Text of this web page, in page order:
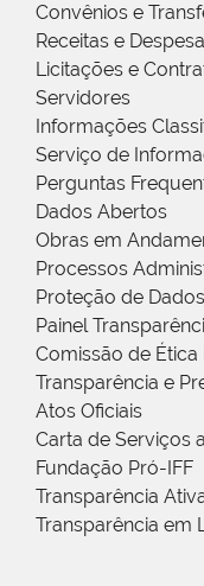
Convênios e
Receitas e
Licitações e
Servidores
Informações
Serviço de
Perguntas
Dados Abertos
Obras em
Processos
Proteção de
Painel
Comissão de Ética
Transparência e
Atos Oficiais
Carta de Serviços
Fundação Pró-IFF
Transparência
Transparência em